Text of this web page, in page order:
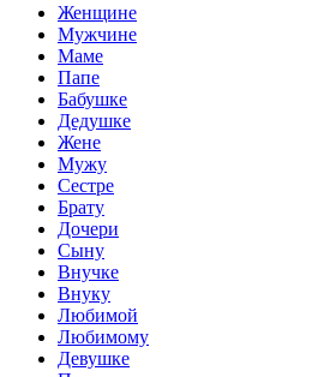
Женщине
Мужчине
Маме
Папе
Бабушке
Дедушке
Жене
Мужу
Сестре
Брату
Дочери
Сыну
Внучке
Внуку
Любимой
Любимому
Девушке